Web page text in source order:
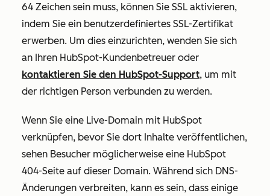
64 Zeichen sein muss, können Sie SSL aktivieren,
indem Sie ein benutzerdefiniertes SSL-Zertifikat
erwerben. Um dies einzurichten, wenden Sie sich
an Ihren HubSpot-Kundenbetreuer oder
kontaktieren Sie den HubSpot-Support, um mit
der richtigen Person verbunden zu werden.
Wenn Sie eine Live-Domain mit HubSpot
verknüpfen, bevor Sie dort Inhalte veröffentlichen,
sehen Besucher möglicherweise eine HubSpot
404-Seite auf dieser Domain. Während sich DNS-
Änderungen verbreiten, kann es sein, dass einige